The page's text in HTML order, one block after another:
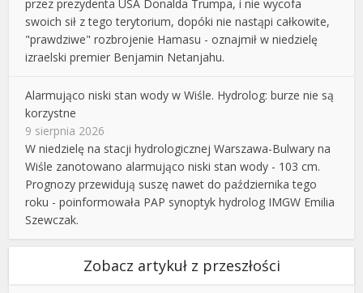
przez prezydenta USA Donalda Trumpa, i nie wycofa
swoich sił z tego terytorium, dopóki nie nastąpi całkowite,
"prawdziwe" rozbrojenie Hamasu - oznajmił w niedzielę
izraelski premier Benjamin Netanjahu.
Alarmująco niski stan wody w Wiśle. Hydrolog: burze nie są
korzystne
9 sierpnia 2026
W niedzielę na stacji hydrologicznej Warszawa-Bulwary na
Wiśle zanotowano alarmująco niski stan wody - 103 cm.
Prognozy przewidują suszę nawet do października tego
roku - poinformowała PAP synoptyk hydrolog IMGW Emilia
Szewczak.
Zobacz artykuł z przeszłości